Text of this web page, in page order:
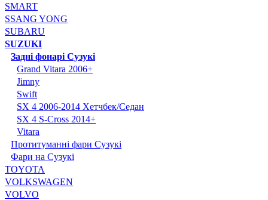
SMART
SSANG YONG
SUBARU
SUZUKI
Задні фонарі Сузукі
Grand Vitara 2006+
Jimny
Swift
SX 4 2006-2014 Хетчбек/Седан
SX 4 S-Cross 2014+
Vitara
Протитуманні фари Сузукі
Фари на Сузукі
TOYOTA
VOLKSWAGEN
VOLVO